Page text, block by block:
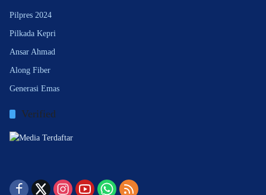
Pilpres 2024
Pilkada Kepri
Ansar Ahmad
Along Fiber
Generasi Emas
Verified